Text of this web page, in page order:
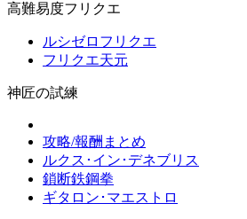
高難易度フリクエ
ルシゼロフリクエ
フリクエ天元
神匠の試練
攻略/報酬まとめ
ルクス･イン･デネブリス
鎖断鉄鋼拳
ギタロン･マエストロ